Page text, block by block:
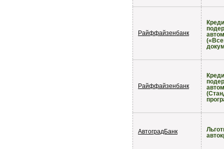
Райффайзенбанк
Райффайзенбанк
АвтоградБанк